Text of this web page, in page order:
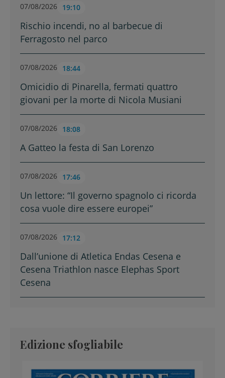
07/08/2026 19:10
Rischio incendi, no al barbecue di
Ferragosto nel parco
07/08/2026 18:44
Omicidio di Pinarella, fermati quattro
giovani per la morte di Nicola Musiani
07/08/2026 18:08
A Gatteo la festa di San Lorenzo
07/08/2026 17:46
Un lettore: “Il governo spagnolo ci ricorda
cosa vuole dire essere europei”
07/08/2026 17:12
Dall’unione di Atletica Endas Cesena e
Cesena Triathlon nasce Elephas Sport
Cesena
Edizione sfogliabile